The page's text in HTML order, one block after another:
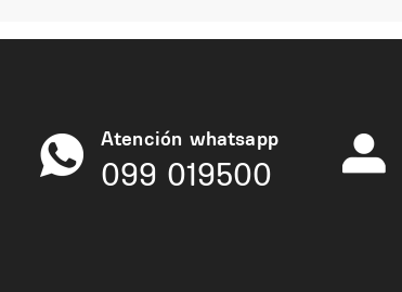
Atención whatsapp
099 019500